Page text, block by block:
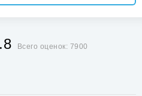
Всего оценок: 7900